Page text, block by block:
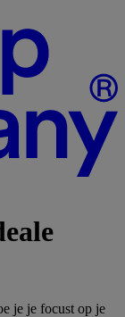
je je focust op je